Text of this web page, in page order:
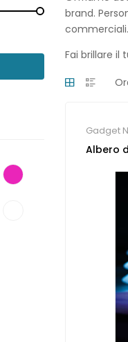
brand.
Fai brillare il
Gadget
Albero